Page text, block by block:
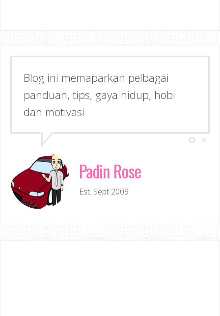
Blog ini memaparkan pelbagai
panduan, tips, gaya hidup, hobi
dan motivasi
Padin Rose
Est. Sept 2009